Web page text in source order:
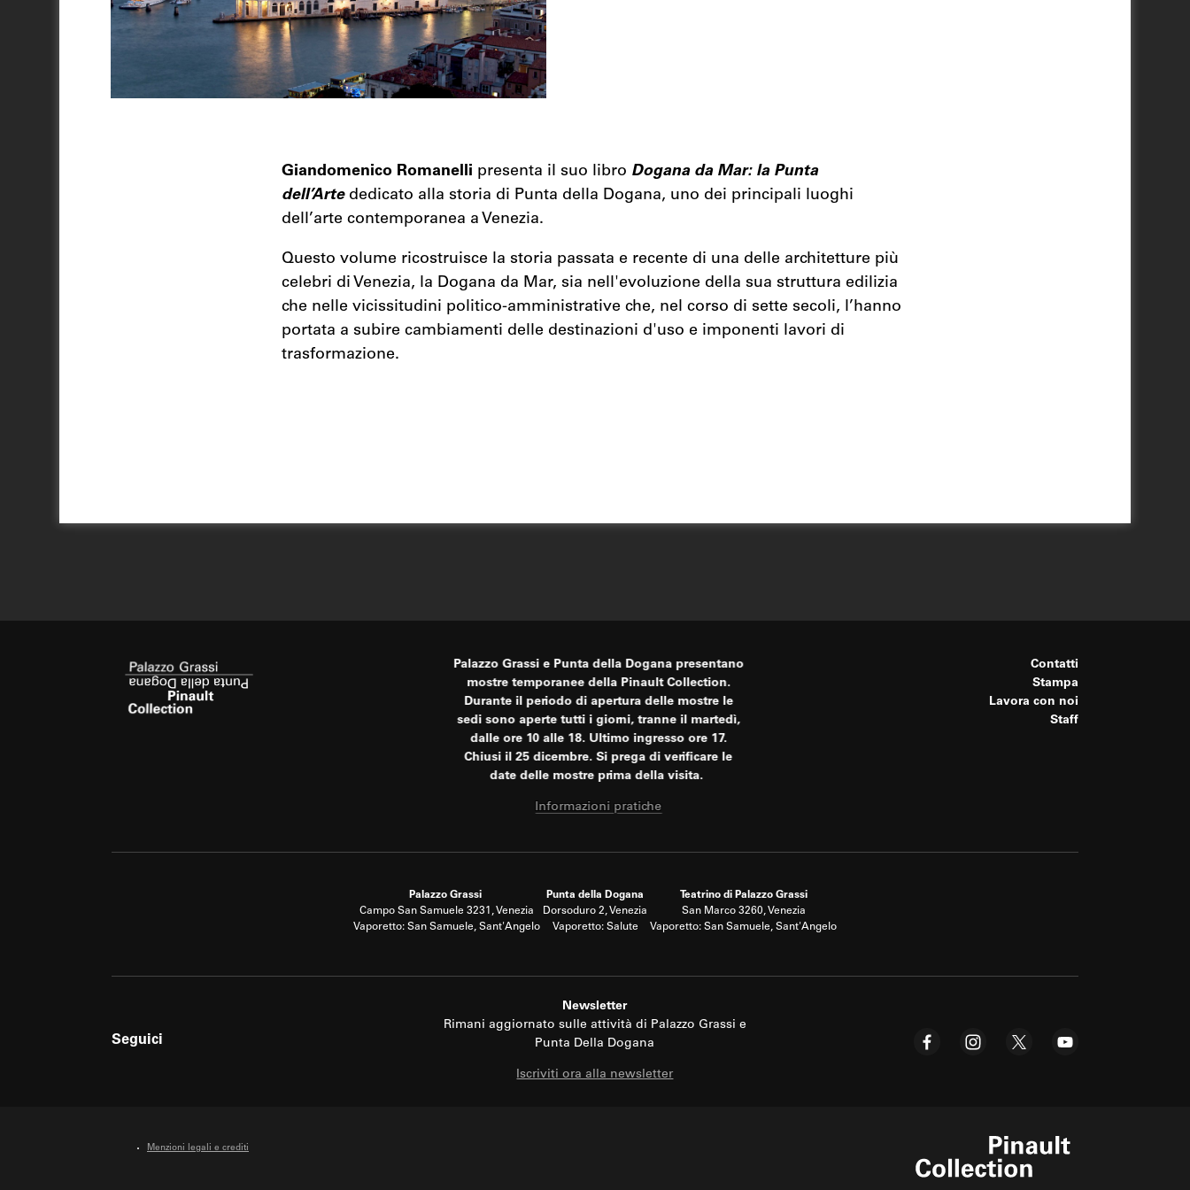
Giandomenico Romanelli presenta il suo libro Dogana da Mar: la Punta
dell’Arte dedicato alla storia di Punta della Dogana, uno dei principali luoghi
dell’arte contemporanea a Venezia.
Questo volume ricostruisce la storia passata e recente di una delle architetture più
celebri di Venezia, la Dogana da Mar, sia nell'evoluzione della sua struttura edilizia
che nelle vicissitudini politico-amministrative che, nel corso di sette secoli, l’hanno
portata a subire cambiamenti delle destinazioni d'uso e imponenti lavori di
trasformazione.
Palazzo Grassi e Punta della Dogana presentano
mostre temporanee della Pinault Collection.
Durante il periodo di apertura delle mostre le
sedi sono aperte tutti i giorni, tranne il martedì,
dalle ore 10 alle 18. Ultimo ingresso ore 17.
Chiusi il 25 dicembre. Si prega di verificare le
date delle mostre prima della visita.
Informazioni pratiche
Contatti
Stampa
Lavora con noi
Staff
Palazzo Grassi
Campo San Samuele 3231, Venezia
Vaporetto: San Samuele, Sant'Angelo
Punta della Dogana
Dorsoduro 2, Venezia
Vaporetto: Salute
Teatrino di Palazzo Grassi
San Marco 3260, Venezia
Vaporetto: San Samuele, Sant'Angelo
Seguici
Newsletter
Rimani aggiornato sulle attività di Palazzo Grassi e
Punta Della Dogana
Iscriviti ora alla newsletter
Menzioni legali e crediti